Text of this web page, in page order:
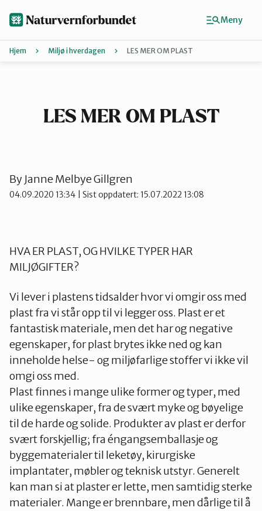
Finn ditt lokallag
Støtt oss
Finnmark
Innlandet
Møre og Romsdal
Nordland
Oslo og Akershus
Sogn og Fjordane
Trøndelag
Hjem Miljø i hverdagen LES MER OM PLAST
LES MER OM PLAST
By Janne Melbye Gillgren
04.09.2020 13:34 | Sist oppdatert: 15.07.2022 13:08
HVA ER PLAST, OG HVILKE TYPER HAR
MILJØGIFTER?
Vi lever i plastens tidsalder hvor vi omgir oss med
plast fra vi står opp til vi legger oss. Plast er et
fantastisk materiale, men det har og negative
egenskaper, for plast brytes ikke ned og kan
inneholde helse- og miljøfarlige stoffer vi ikke vil
omgi oss med.
Plast finnes i mange ulike former og typer, med
ulike egenskaper, fra de svært myke og bøyelige
til de harde og solide. Produkter av plast er derfor
svært forskjellig; fra éngangsemballasje og
byggematerialer til leketøy, kirurgiske
implantater, møbler og teknisk utstyr. Generelt
kan man si at plaster er lette, men samtidig sterke
materialer. Mange er brennbare, men dårlige til å